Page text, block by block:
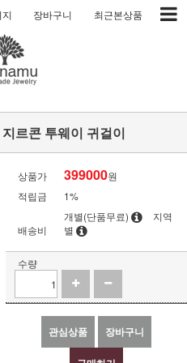
장바구니 최근본상품
르콘 투웨이 귀걸이
상품가 399000원
적립금
1%
배송비
개별(단품무료)
지역
별
수량
관심상품 장바구니